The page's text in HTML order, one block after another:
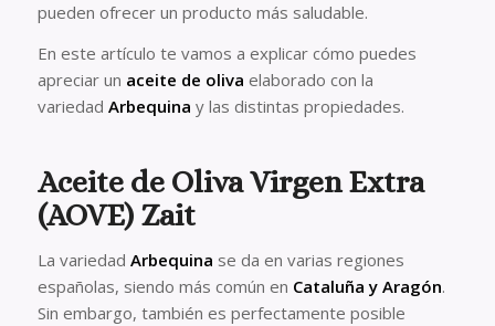
pueden ofrecer un producto más saludable.
En este artículo te vamos a explicar cómo puedes
apreciar un aceite de oliva elaborado con la
variedad Arbequina y las distintas propiedades.
Aceite de Oliva Virgen Extra
(AOVE) Zait
La variedad Arbequina se da en varias regiones
españolas, siendo más común en Cataluña y Aragón.
Sin embargo, también es perfectamente posible